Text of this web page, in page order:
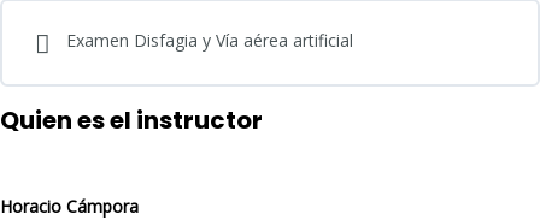
Examen Disfagia y Vía aérea artificial
Quien es el instructor
Horacio Cámpora